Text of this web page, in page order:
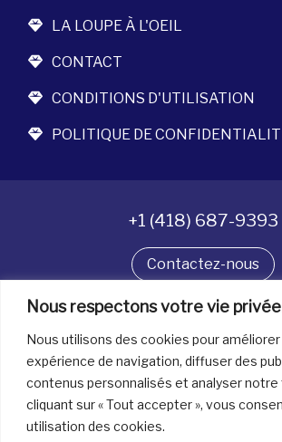
Nous respectons votre vie
Nous utilisons des cookies pour
expérience de navigation, diffuser des
contenus personnalisés et analyser notre
cliquant sur « Tout accepter », vous
utilisation des cookies.
LA LOUPE À L'OEIL
CONTACT
CONDITIONS D'UTILISATION
POLITIQUE DE
+1 (418) 687-9393
Contactez-nous
Suivez-nous
Tous droits réservés. © La boîte à